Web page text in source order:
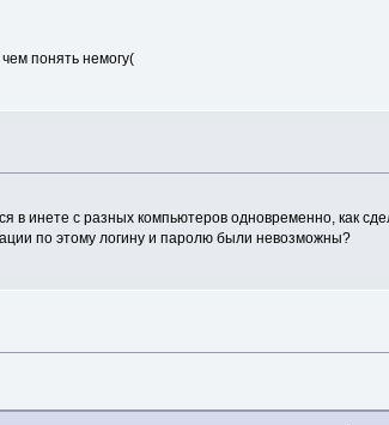
понять немогу(
инете с разных компьютеров одновременно, как
по этому логину и паролю были невозможны?